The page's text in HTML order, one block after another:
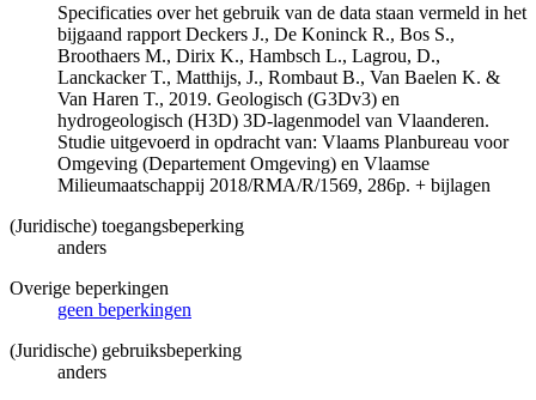
Specificaties over het gebruik van de data staan vermeld in het
bijgaand rapport Deckers J., De Koninck R., Bos S.,
Broothaers M., Dirix K., Hambsch L., Lagrou, D.,
Lanckacker T., Matthijs, J., Rombaut B., Van Baelen K. &
Van Haren T., 2019. Geologisch (G3Dv3) en
hydrogeologisch (H3D) 3D-lagenmodel van Vlaanderen.
Studie uitgevoerd in opdracht van: Vlaams Planbureau voor
Omgeving (Departement Omgeving) en Vlaamse
Milieumaatschappij 2018/RMA/R/1569, 286p. + bijlagen
(Juridische) toegangsbeperking
anders
Overige beperkingen
geen beperkingen
(Juridische) gebruiksbeperking
anders